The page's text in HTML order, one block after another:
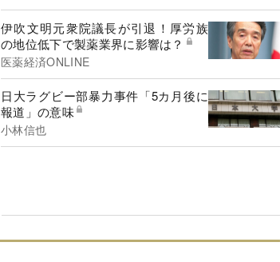
伊吹文明元衆院議長が引退！厚労族
の地位低下で製薬業界に影響は？
医薬経済ONLINE
日大ラグビー部暴力事件「5カ月後に
報道」の意味
小林信也